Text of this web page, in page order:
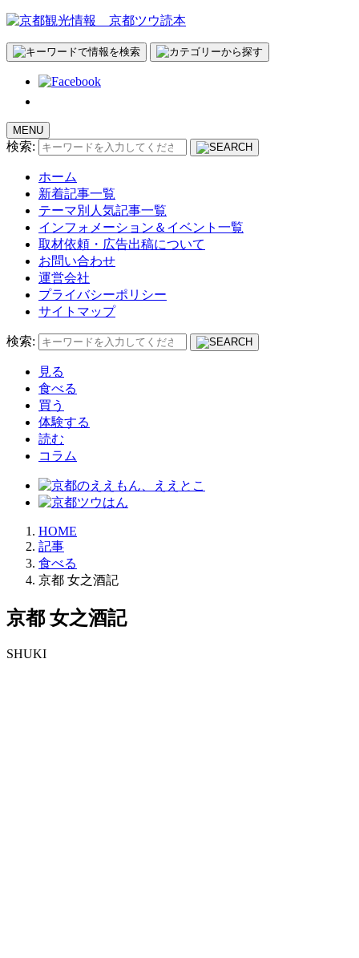
MENU
検索:
ホーム
新着記事一覧
テーマ別人気記事一覧
インフォメーション＆イベント一覧
取材依頼・広告出稿について
お問い合わせ
運営会社
プライバシーポリシー
サイトマップ
検索:
見る
食べる
買う
体験する
読む
コラム
HOME
記事
食べる
京都 女之酒記
京都 女之酒記
SHUKI